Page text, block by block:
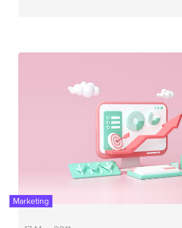
Marketing